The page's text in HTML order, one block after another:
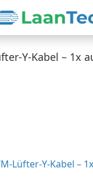
Y-Kabel – 1x